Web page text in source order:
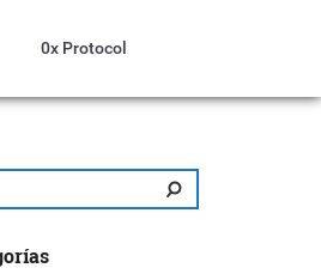
0x Protocol